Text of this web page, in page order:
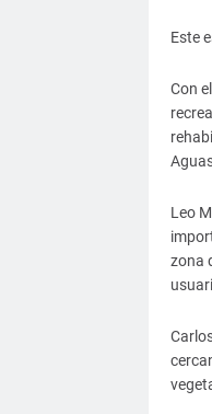
Este
Con
Leo
zona